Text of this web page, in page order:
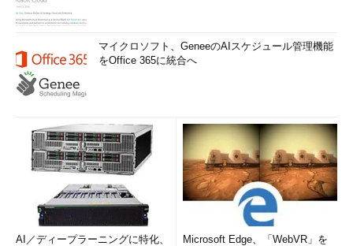
マイクロソフト、GeneeのAIスケジュール管理機能
をOffice 365に統合へ
AI／ディープラーニングに特化、
Microsoft Edge、「WebVR」を